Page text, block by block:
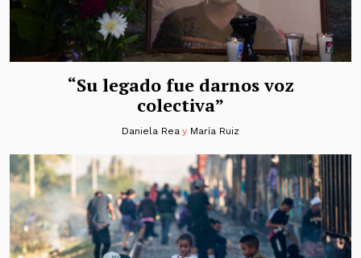
“Su legado fue darnos voz
colectiva”
Daniela Reay María Ruiz